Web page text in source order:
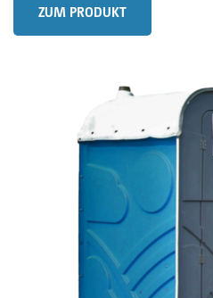
ZUM PRODUKT